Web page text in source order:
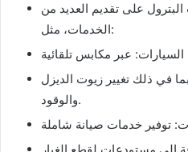
على تقديم العديد من
الخدمات، مثل:
في ذلك تغيير زيوت الديزل
والوقود.